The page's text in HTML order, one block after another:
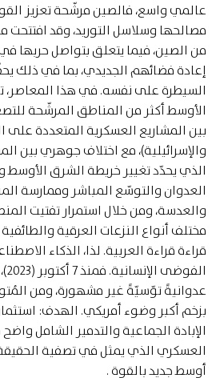
عالمي واسع، فالصين مرشّحة تعزيز
مصالحها وسلاسل التوريد، وقد افتتحت
من الصين، فيما يتعلق بتواصل حربها في
إعادة فضائهم الجديدي، بما في ذلك
السيطرة على نفسه. في هذا المعاصر،
الأوسط أكثر من المناطق المرشّحة
بين المشاريع العسكرية المتعددة على
والإسرائيلية)، مع اختلاف جوهري بين
الذي يحدّد تغيير خريطة الشرق الأوسط
العدوان والتوسّع المباشر وممارسة
والعدسة، ومن خلال استمرار تفتيت
مختلف أنواع النزعات العرقية
قراءة قراءة العربية. لذا، الذكاء
بزخم أكبر وضوء أمريكي. الهدف:
الإبادة الجماعية والتدمير الشامل
العسكري الذي يمثل في تصفية
أوسط جديد بالقوة .